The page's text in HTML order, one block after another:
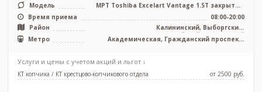
Модель
МРТ Toshiba Excelart Vantage 1.5T закрытый
Время приема
08:00-20:00
Район
Калининский, Выборгский,
Красногвардейский, Приморский
Метро
Академическая, Гражданский проспект,
Услуги и цены с учетом акций и льгот ↓
КТ копчика / КТ крестцово-копчикового отдела от 2500 pуб.